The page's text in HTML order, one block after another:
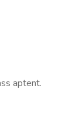
aptent.